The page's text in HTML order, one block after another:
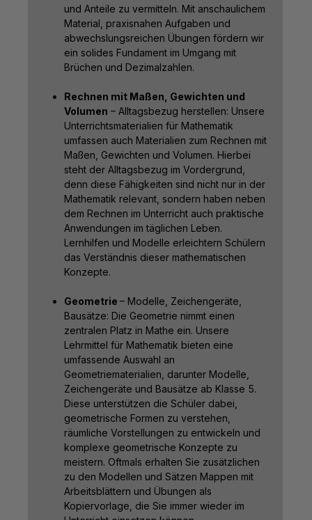
und Anteile zu vermitteln. Mit anschaulichem
Material, praxisnahen Aufgaben und
abwechslungsreichen Übungen fördern wir
ein solides Fundament im Umgang mit
Brüchen und Dezimalzahlen.
Rechnen mit Maßen, Gewichten und
Volumen – Alltagsbezug herstellen: Unsere
Unterrichtsmaterialien für Mathematik
umfassen auch Materialien zum Rechnen mit
Maßen, Gewichten und Volumen. Hierbei
steht der Alltagsbezug im Vordergrund,
denn diese Fähigkeiten sind nicht nur in der
Mathematik relevant, sondern haben neben
dem Rechnen im Unterricht auch praktische
Anwendungen im täglichen Leben.
Lernhilfen und Modelle erleichtern Schülern
das Verständnis dieser mathematischen
Konzepte.
Geometrie – Modelle, Zeichengeräte,
Bausätze: Die Geometrie nimmt einen
zentralen Platz in Mathe ein. Unsere
Lehrmittel für Mathematik bieten eine
umfassende Auswahl an
Geometriematerialien, darunter Modelle,
Zeichengeräte und Bausätze ab Klasse 5.
Diese unterstützen die Schüler dabei,
geometrische Formen zu verstehen,
räumliche Vorstellungen zu entwickeln und
komplexe geometrische Konzepte zu
meistern. Oftmals erhalten Sie zusätzlichen
zu den Modellen und Sätzen Mappen mit
Arbeitsblättern und Übungen als
Kopiervorlage, die Sie immer wieder im